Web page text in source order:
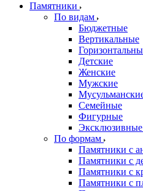
Памятники
По видам
Бюджетные
Вертикальные
Детские
Женские
Мужские
Семейные
Фигурные
Эксклюзивные
По формам
Памятники с
Памятники с
Памятники с
Памятники с